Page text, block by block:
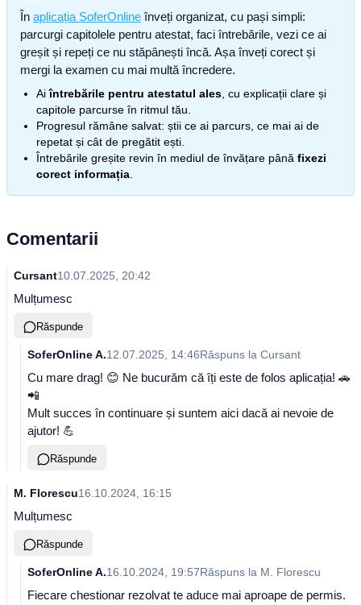
În aplicația SoferOnline înveți organizat, cu pași simpli:
parcurgi capitolele pentru atestat, faci întrebările, vezi ce ai
greșit și repeți ce nu stăpânești încă. Așa înveți corect și
mergi la examen cu mai multă încredere.
Aiîntrebările pentru atestatul ales , cu explicații clare și
capitole parcurse în ritmul tău.
Progresul rămâne salvat: știi ce ai parcurs, ce mai ai de
repetat și cât de pregătit ești.
Întrebările greșite revin în mediul de învățare până fixezi
corect informația
Comentarii
Cursant10.07.2025, 20:42
Mulțumesc
Răspunde
SoferOnline A.12.07.2025, 14:46Răspuns la Cursant
Cu mare drag! 😊 Ne bucurăm că îți este de folos aplicația! 🚗
📲
Mult succes în continuare și suntem aici dacă ai nevoie de
ajutor! 💪
Răspunde
M. Florescu16.10.2024, 16:15
Mulțumesc
Răspunde
SoferOnline A.16.10.2024, 19:57Răspuns la M. Florescu
Fiecare chestionar rezolvat te aduce mai aproape de permis.